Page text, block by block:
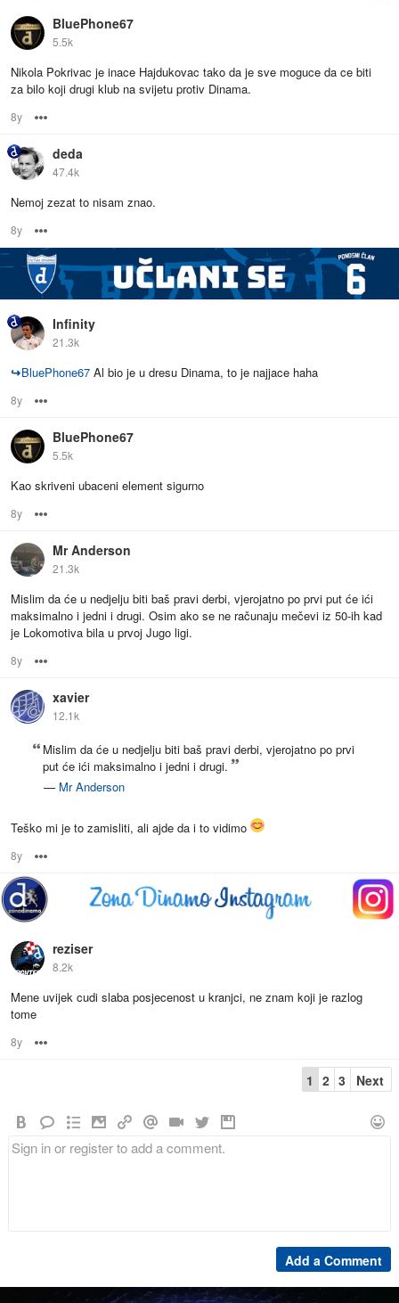
BluePhone67
5.5k
Nikola Pokrivac je inace Hajdukovac tako da je sve moguce da ce biti
za bilo koji drugi klub na svijetu protiv Dinama.
8y
deda
47.4k
Nemoj zezat to nisam znao.
8y
Infinity
21.3k
↪BluePhone67 Al bio je u dresu Dinama, to je najjace haha
8y
BluePhone67
5.5k
Kao skriveni ubaceni element sigurno
8y
Mr Anderson
21.3k
Mislim da će u nedjelju biti baš pravi derbi, vjerojatno po prvi put će ići
maksimalno i jedni i drugi. Osim ako se ne računaju mečevi iz 50-ih kad
je Lokomotiva bila u prvoj Jugo ligi.
8y
xavier
12.1k
Mislim da će u nedjelju biti baš pravi derbi, vjerojatno po prvi
put će ići maksimalno i jedni i drugi.
— Mr Anderson
Teško mi je to zamisliti, ali ajde da i to vidimo
8y
reziser
8.2k
Mene uvijek cudi slaba posjecenost u kranjci, ne znam koji je razlog
tome
8y
1 2 3 Next
Add a Comment